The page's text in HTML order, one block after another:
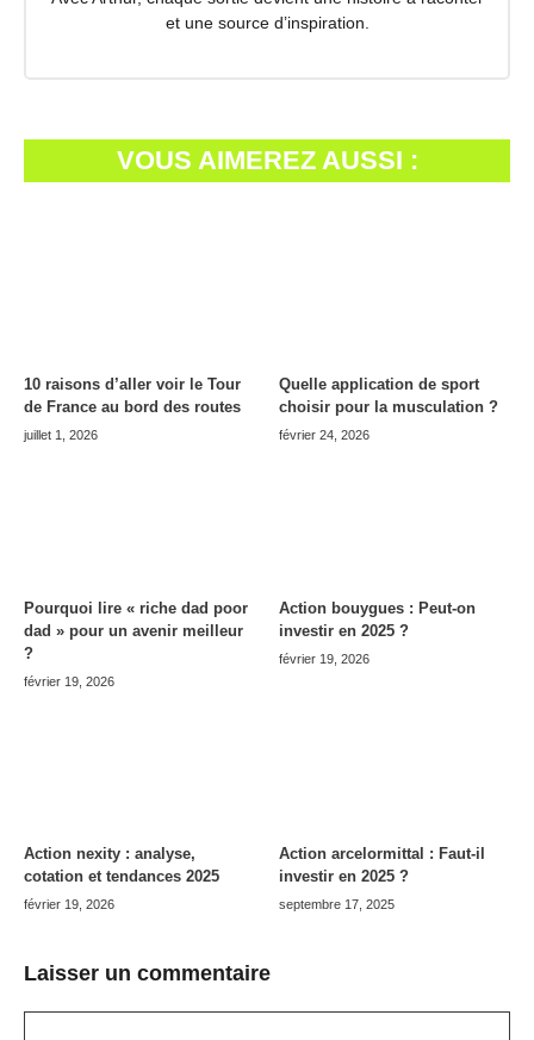
et une source d’inspiration.
VOUS AIMEREZ AUSSI :
10 raisons d’aller voir le Tour
de France au bord des routes
juillet 1, 2026
Quelle application de sport
choisir pour la musculation ?
février 24, 2026
Pourquoi lire « riche dad poor
dad » pour un avenir meilleur
?
février 19, 2026
Action bouygues : Peut-on
investir en 2025 ?
février 19, 2026
Action nexity : analyse,
cotation et tendances 2025
février 19, 2026
Action arcelormittal : Faut-il
investir en 2025 ?
septembre 17, 2025
Laisser un commentaire